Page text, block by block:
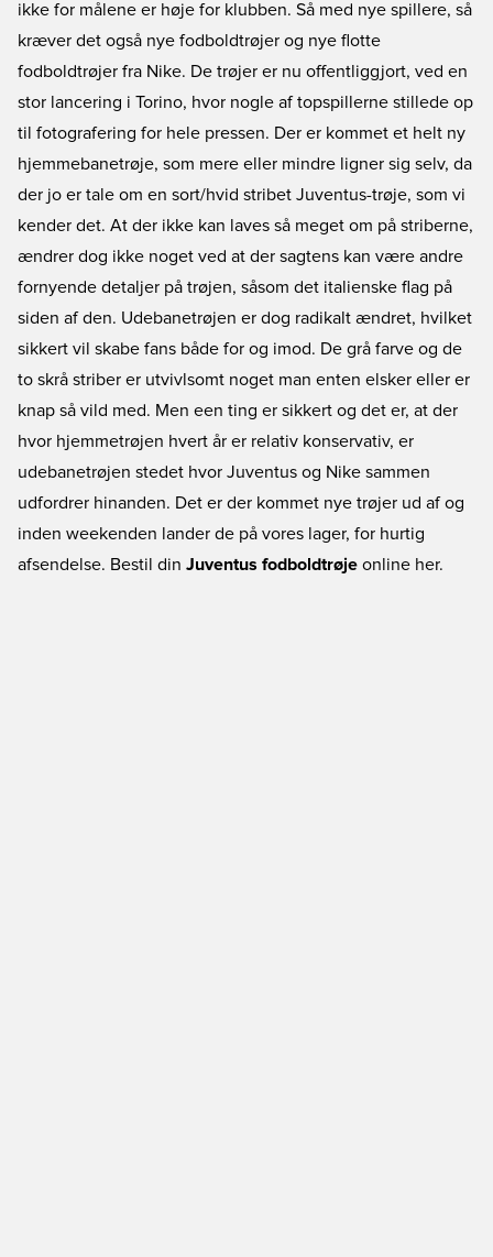
ikke for målene er høje for klubben. Så med nye spillere, så
kræver det også nye fodboldtrøjer og nye flotte
fodboldtrøjer fra Nike. De trøjer er nu offentliggjort, ved en
stor lancering i Torino, hvor nogle af topspillerne stillede op
til fotografering for hele pressen. Der er kommet et helt ny
hjemmebanetrøje, som mere eller mindre ligner sig selv, da
der jo er tale om en sort/hvid stribet Juventus-trøje, som vi
kender det. At der ikke kan laves så meget om på striberne,
ændrer dog ikke noget ved at der sagtens kan være andre
fornyende detaljer på trøjen, såsom det italienske flag på
siden af den. Udebanetrøjen er dog radikalt ændret, hvilket
sikkert vil skabe fans både for og imod. De grå farve og de
to skrå striber er utvivlsomt noget man enten elsker eller er
knap så vild med. Men een ting er sikkert og det er, at der
hvor hjemmetrøjen hvert år er relativ konservativ, er
udebanetrøjen stedet hvor Juventus og Nike sammen
udfordrer hinanden. Det er der kommet nye trøjer ud af og
inden weekenden lander de på vores lager, for hurtig
afsendelse. Bestil din Juventus fodboldtrøje online her.